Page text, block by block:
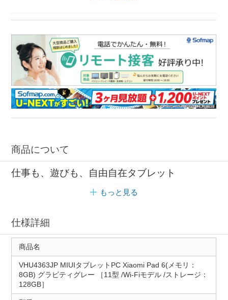
商品について
仕事も、遊びも、自由自在タブレット
もっと見る
仕様詳細
商品名
VHU4363JP MIUIタブレットPC Xiaomi Pad 6(メモリ：
8GB) グラビティグレー ［11型 /Wi-Fiモデル /ストレージ：
128GB］